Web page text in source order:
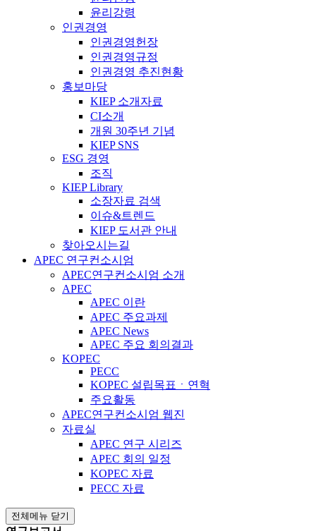
윤리강령
인권경영
인권경영헌장
인권경영규정
인권경영 추진현황
홍보마당
KIEP 소개자료
CI소개
개원 30주년 기념
KIEP SNS
ESG 경영
조직
KIEP Library
소장자료 검색
이슈&트렌드
KIEP 도서관 안내
찾아오시는길
APEC 연구컨소시엄
APEC연구컨소시엄 소개
APEC
APEC 이란
APEC 주요과제
APEC News
APEC 주요 회의결과
KOPEC
PECC
KOPEC 설립목표ㆍ연혁
주요활동
APEC연구컨소시엄 웹진
자료실
APEC 연구 시리즈
APEC 회의 일정
KOPEC 자료
PECC 자료
전체메뉴 닫기